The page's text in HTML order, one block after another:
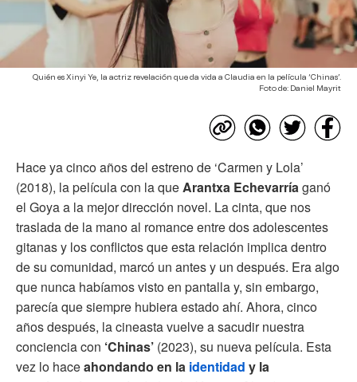
Quién es Xinyi Ye, la actriz revelación que da vida a Claudia en la película ‘Chinas’.
Foto de: Daniel Mayrit
Hace ya cinco años del estreno de ‘Carmen y Lola’
(2018), la película con la queArantxa Echevarríaganó
el Goya a la mejor dirección novel. La cinta, que nos
traslada de la mano al romance entre dos adolescentes
gitanas y los conflictos que esta relación implica dentro
de su comunidad, marcó un antes y un después. Era algo
que nunca habíamos visto en pantalla y, sin embargo,
parecía que siempre hubiera estado ahí. Ahora, cinco
años después, la cineasta vuelve a sacudir nuestra
conciencia con ‘Chinas’ (2023), su nueva película. Esta
vez lo haceahondando en la identidad y la